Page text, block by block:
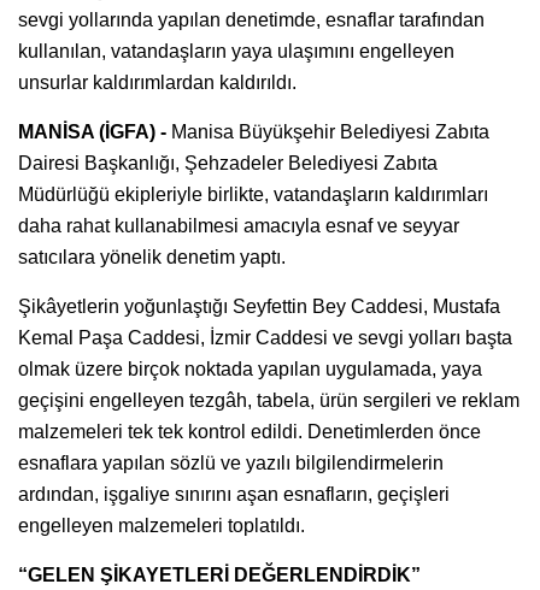
sevgi yollarında yapılan denetimde, esnaflar tarafından
kullanılan, vatandaşların yaya ulaşımını engelleyen
unsurlar kaldırımlardan kaldırıldı.
MANİSA (İGFA) - Manisa Büyükşehir Belediyesi Zabıta
Dairesi Başkanlığı, Şehzadeler Belediyesi Zabıta
Müdürlüğü ekipleriyle birlikte, vatandaşların kaldırımları
daha rahat kullanabilmesi amacıyla esnaf ve seyyar
satıcılara yönelik denetim yaptı.
Şikâyetlerin yoğunlaştığı Seyfettin Bey Caddesi, Mustafa
Kemal Paşa Caddesi, İzmir Caddesi ve sevgi yolları başta
olmak üzere birçok noktada yapılan uygulamada, yaya
geçişini engelleyen tezgâh, tabela, ürün sergileri ve reklam
malzemeleri tek tek kontrol edildi. Denetimlerden önce
esnaflara yapılan sözlü ve yazılı bilgilendirmelerin
ardından, işgaliye sınırını aşan esnafların, geçişleri
engelleyen malzemeleri toplatıldı.
“GELEN ŞİKAYETLERİ DEĞERLENDİRDİK”